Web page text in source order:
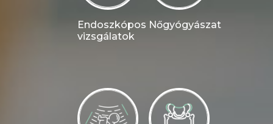
Endoszkópos
vizsgálatok
Nőgyógyászat